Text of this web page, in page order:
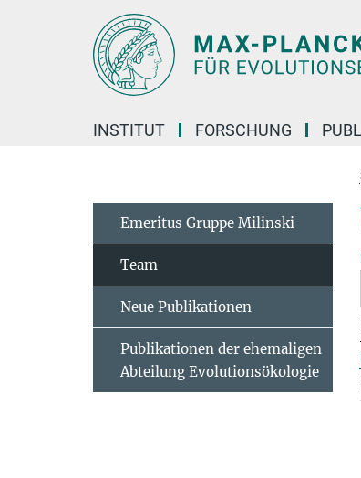
INSTITUT FORSCHUNG
Emeritus Gruppe Milinski
Team
Neue Publikationen
Publikationen der ehemaligen
Abteilung Evolutionsökologie